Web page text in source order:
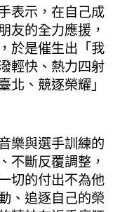
表示，在自己成
友的全力應援，
於是催生出「我
輕快、熱力四射
北、競逐榮耀」
樂與選手訓練的
不斷反覆調整，
切的付出不為他
、追逐自己的榮